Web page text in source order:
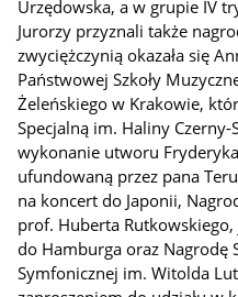
Urzędowska, a w grupie IV
Jurorzy przyznali także
zwyciężczynią okazała się
Państwowej Szkoły
Żeleńskiego w Krakowie,
Specjalną im. Haliny
wykonanie utworu
ufundowaną przez pana
na koncert do Japonii,
prof. Huberta
do Hamburga oraz Nagrodę
Symfonicznej im. Witolda